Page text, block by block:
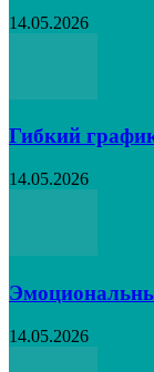
14.05.2026
Гибкий
14.05.2026
14.05.2026